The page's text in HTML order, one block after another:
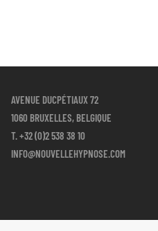
AVENUE DUCPÉTIAUX 72
1060 BRUXELLES, BELGIQUE
T.+32 (0)2 538 38 10
INFO@NOUVELLEHYPNOSE.COM